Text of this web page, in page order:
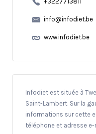
info@infodiet.be
www.infodiet.be
Infodiet est située à
Saint-Lambert. Sur la
informations sur cette
téléphone et adresse e-